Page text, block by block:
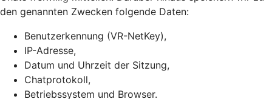
den genannten Zwecken folgende Daten:
Benutzerkennung (VR-NetKey),
IP-Adresse,
Datum und Uhrzeit der Sitzung,
Chatprotokoll,
Betriebssystem und Browser.